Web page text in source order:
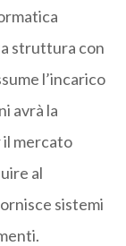
struttura con
l’incarico
avrà la
mercato
al
sistemi